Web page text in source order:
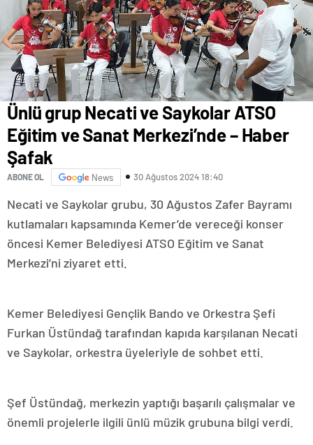
Ünlü grup Necati ve Saykolar ATSO
Eğitim ve Sanat Merkezi’nde – Haber
Şafak
ABONE OL News 30 Ağustos 2024 18:40
Necati ve Saykolar grubu, 30 Ağustos Zafer Bayramı
kutlamaları kapsamında Kemer’de vereceği konser
öncesi Kemer Belediyesi ATSO Eğitim ve Sanat
Merkezi’ni ziyaret etti.
Kemer Belediyesi Gençlik Bando ve Orkestra Şefi
Furkan Üstündağ tarafından kapıda karşılanan Necati
ve Saykolar, orkestra üyeleriyle de sohbet etti.
Şef Üstündağ, merkezin yaptığı başarılı çalışmalar ve
önemli projelerle ilgili ünlü müzik grubuna bilgi verdi.